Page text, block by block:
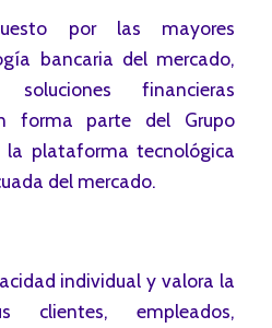
por las mayores
bancaria del mercado,
soluciones financieras
forma parte del Grupo
la plataforma tecnológica
del mercado.
individual y valora la
clientes, empleados,